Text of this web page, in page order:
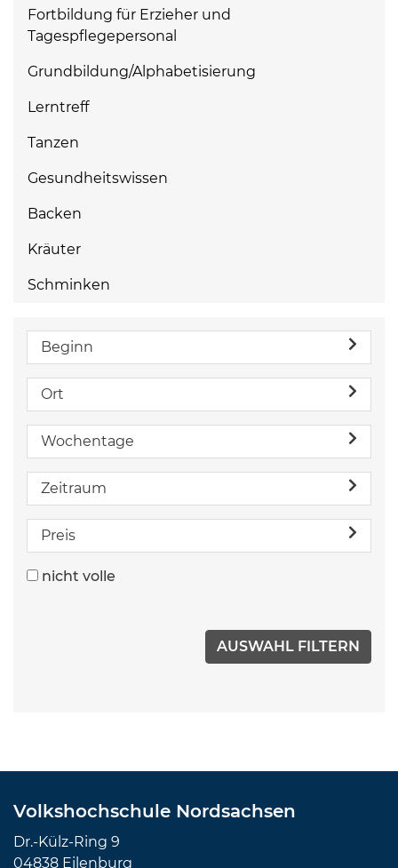
Fortbildung für Erzieher und
Tagespflegepersonal
Grundbildung/Alphabetisierung
Lerntreff
Tanzen
Gesundheitswissen
Backen
Kräuter
Schminken
Beginn
Ort
Wochentage
Zeitraum
Preis
nicht volle
Volkshochschule Nordsachsen
Dr.-Külz-Ring 9
04838 Eilenburg